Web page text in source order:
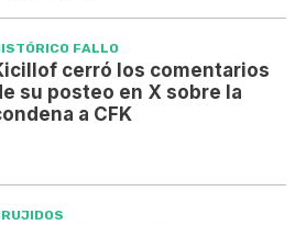
FALLO
cerró los comentarios
su posteo en X sobre la
a CFK